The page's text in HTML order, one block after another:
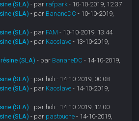
(SLA) - par rafpark - 10-10-2019, 12:37
(SLA) - par BananeDC - 10-10-2019,
(SLA) - par FAM - 10-10-2019, 13:44
(SLA) - par Kaoslave - 13-10-2019,
(SLA) - par BananeDC - 14-10-2019,
(SLA) - par holi - 14-10-2019, 00:08
(SLA) - par Kaoslave - 14-10-2019,
(SLA) - par holi - 14-10-2019, 12:00
(SLA) - par pastouche - 14-10-2019,